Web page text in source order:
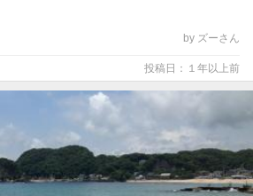
by ズーさん
投稿日：１年以上前